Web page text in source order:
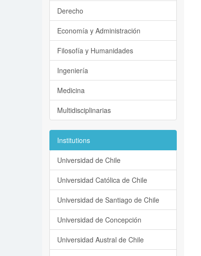
Derecho
Economía y Administración
Filosofía y Humanidades
Ingeniería
Medicina
Multidisciplinarias
Institutions
Universidad de Chile
Universidad Católica de Chile
Universidad de Santiago de Chile
Universidad de Concepción
Universidad Austral de Chile